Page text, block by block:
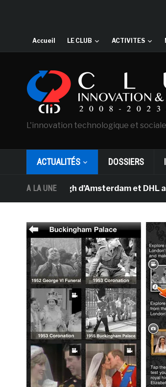
Accueil LE CLUB ACTIVITES
L'innovation technologique et
ACTUALITÉS DOSSIERS
A LA UNE
Van Gogh d’Amsterdam et DHL